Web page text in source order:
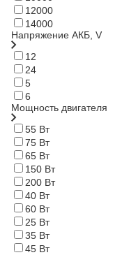
12000
14000
Напряжение АКБ, V
12
24
5
6
Мощность двигателя
55 Вт
75 Вт
65 Вт
150 Вт
200 Вт
40 Вт
60 Вт
25 Вт
35 Вт
45 Вт